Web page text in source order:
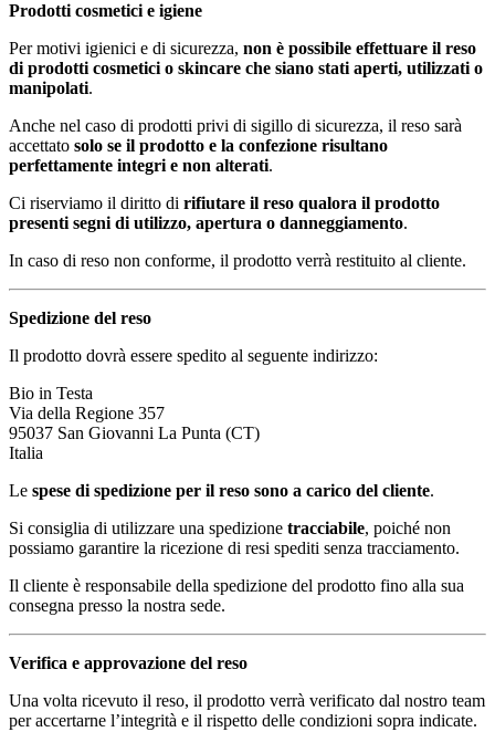
Prodotti cosmetici e igiene
Per motivi igienici e di sicurezza, non è possibile effettuare il reso
di prodotti cosmetici o skincare che siano stati aperti, utilizzati o
manipolati.
Anche nel caso di prodotti privi di sigillo di sicurezza, il reso sarà
accettato solo se il prodotto e la confezione risultano
perfettamente integri e non alterati.
Ci riserviamo il diritto di rifiutare il reso qualora il prodotto
presenti segni di utilizzo, apertura o danneggiamento.
In caso di reso non conforme, il prodotto verrà restituito al cliente.
Spedizione del reso
Il prodotto dovrà essere spedito al seguente indirizzo:
Bio in Testa
Via della Regione 357
95037 San Giovanni La Punta (CT)
Italia
Le spese di spedizione per il reso sono a carico del cliente.
Si consiglia di utilizzare una spedizione tracciabile, poiché non
possiamo garantire la ricezione di resi spediti senza tracciamento.
Il cliente è responsabile della spedizione del prodotto fino alla sua
consegna presso la nostra sede.
Verifica e approvazione del reso
Una volta ricevuto il reso, il prodotto verrà verificato dal nostro team
per accertarne l’integrità e il rispetto delle condizioni sopra indicate.